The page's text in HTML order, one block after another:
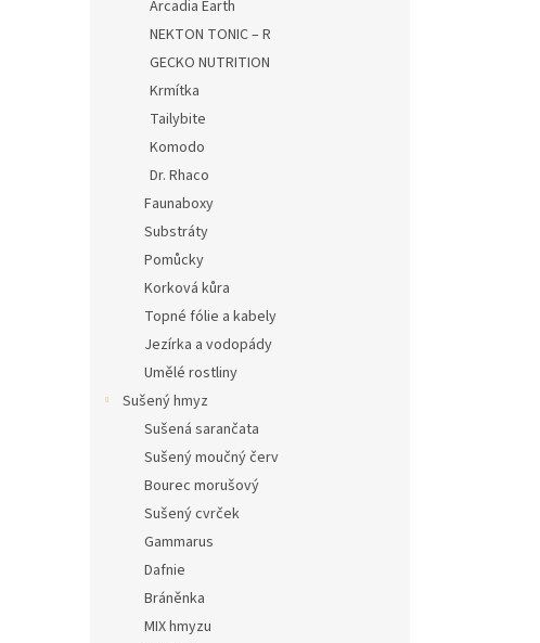
Arcadia Earth
NEKTON TONIC – R
GECKO NUTRITION
Krmítka
Tailybite
Komodo
Dr. Rhaco
Faunaboxy
Substráty
Pomůcky
Korková kůra
Topné fólie a kabely
Jezírka a vodopády
Umělé rostliny
Sušený hmyz
Sušená sarančata
Sušený moučný červ
Bourec morušový
Sušený cvrček
Gammarus
Dafnie
Bráněnka
MIX hmyzu